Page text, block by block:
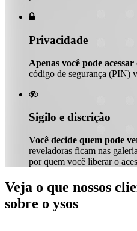

Privacidade
Apenas você pode
código de segurança (PIN)

Sigilo e discrição
Você decide quem pode
reveladoras ficam nas
por quem você liberar o
Veja o que nossos
sobre o ysos